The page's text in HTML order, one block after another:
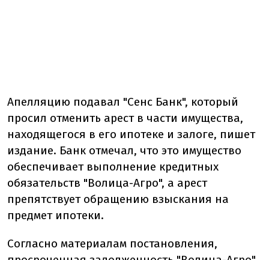
Апелляцию подавал "Сенс Банк", который
просил отменить арест в части имущества,
находящегося в его ипотеке и залоге, пишет
издание. Банк отмечал, что это имущество
обеспечивает выполнение кредитных
обязательств "Волица-Агро", а арест
препятствует обращению взыскания на
предмет ипотеки.
Согласно материалам постановления,